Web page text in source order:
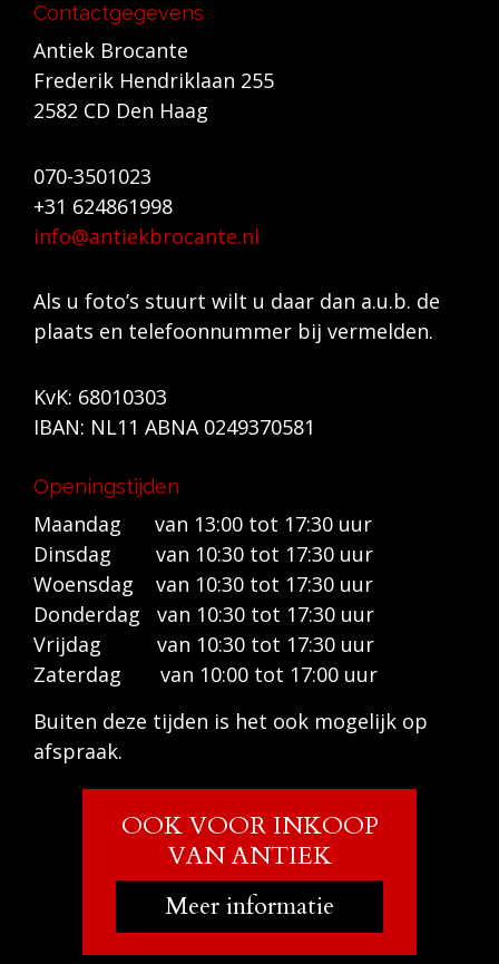
Contactgegevens
Antiek Brocante
Frederik Hendriklaan 255
2582 CD Den Haag
070-3501023
+31 624861998
info@antiekbrocante.nl
Als u foto’s stuurt wilt u daar dan a.u.b. de
plaats en telefoonnummer bij vermelden.
KvK: 68010303
IBAN: NL11 ABNA 0249370581
Openingstijden
Maandag van 13:00 tot 17:30 uur
Dinsdag van 10:30 tot 17:30 uur
Woensdag van 10:30 tot 17:30 uur
Donderdag van 10:30 tot 17:30 uur
Vrijdag van 10:30 tot 17:30 uur
Zaterdag van 10:00 tot 17:00 uur
Buiten deze tijden is het ook mogelijk op
afspraak.
OOK VOOR INKOOP
VAN ANTIEK
Meer informatie